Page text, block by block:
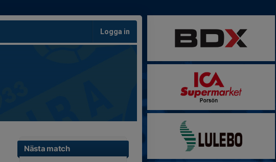
Logga in
Nästa match